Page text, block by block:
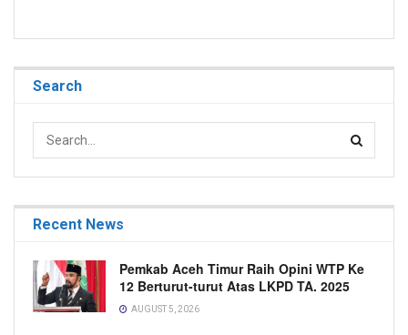
Search
Recent News
Pemkab Aceh Timur Raih Opini WTP Ke
12 Berturut-turut Atas LKPD TA. 2025
AUGUST 5, 2026